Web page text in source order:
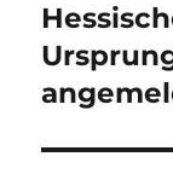
Next
post: